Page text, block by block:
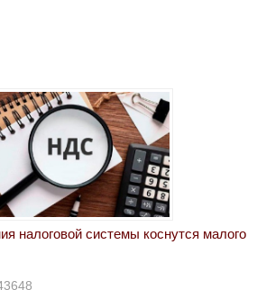
налоговой системы коснутся малого